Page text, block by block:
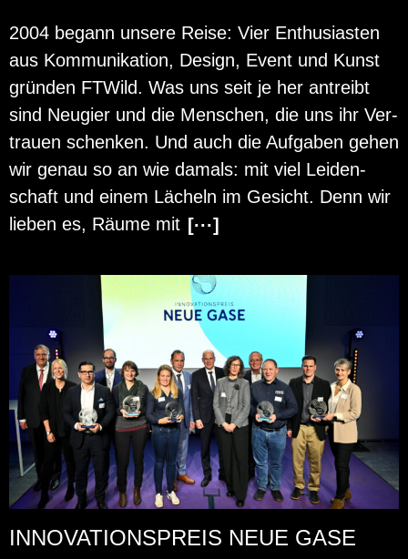
2004 be­gann un­se­re Reise: Vier En­thu­si­as­ten
aus Kom­mu­ni­ka­ti­on, De­sign, Event und Kunst
grün­den FT­Wild. Was uns seit je her an­treibt
sind Neu­gier und die Men­schen, die uns ihr Ver­
trau­en schen­ken. Und auch die Auf­ga­ben gehen
wir genau so an wie da­mals: mit viel Lei­den­
schaft und einem Lä­cheln im Ge­sicht. Denn wir
lie­ben es, Räume mit [···]
INNOVATIONSPREIS NEUE GASE